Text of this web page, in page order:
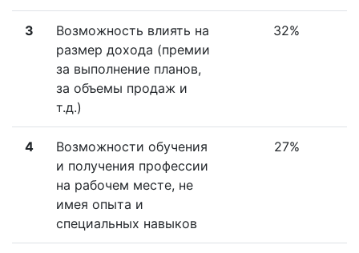
3
Возможность влиять на
размер дохода (премии
за выполнение планов,
за объемы продаж и
т.д.)
32%
4
Возможности обучения
и получения профессии
на рабочем месте, не
имея опыта и
специальных навыков
27%